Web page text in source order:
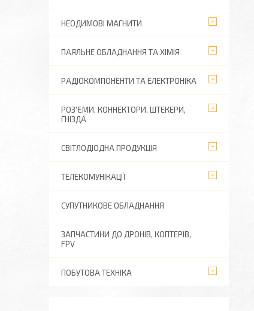
НЕОДИМОВІ МАГНИТИ
ПАЯЛЬНЕ ОБЛАДНАННЯ ТА ХІМІЯ
РАДІОКОМПОНЕНТИ ТА ЕЛЕКТРОНІКА
РОЗ'ЄМИ, КОННЕКТОРИ, ШТЕКЕРИ,
ГНІЗДА
СВІТЛОДІОДНА ПРОДУКЦІЯ
ТЕЛЕКОМУНІКАЦІЇ
СУПУТНИКОВЕ ОБЛАДНАННЯ
ЗАПЧАСТИНИ ДО ДРОНІВ, КОПТЕРІВ,
FPV
ПОБУТОВА ТЕХНІКА